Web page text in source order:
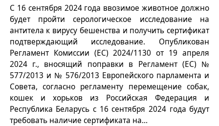
С 16 сентября 2024 года ввозимое животное должно
будет пройти серологическое исследование на
антитела к вирусу бешенства и получить сертификат
подтверждающий исследование. Опубликован
Регламент Комиссии (ЕС) 2024/1130 от 19 апреля
2024 г., вносящий поправки в Регламент (ЕС) №
577/2013 и № 576/2013 Европейского парламента и
Совета, согласно регламенту перемещение собак,
кошек и хорьков из Российская Федерация и
Республика Беларусь с 16 сентября 2024 года будут
требовать наличие сертификата на...